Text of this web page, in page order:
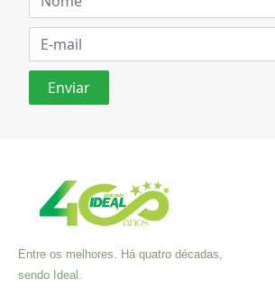
Entre os melhores. Há quatro décadas,
sendo Ideal.